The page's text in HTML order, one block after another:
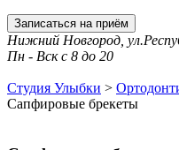
Записаться на приём
Нижний Новгород,
Пн - Вск с 8 до 20
Студия Улыбки >
Сапфировые брекеты